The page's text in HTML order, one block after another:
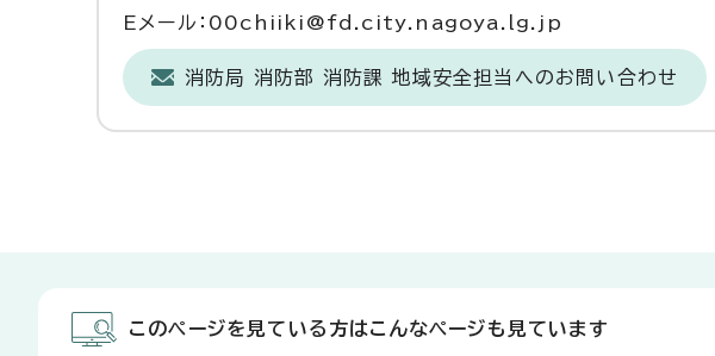
Eメール：00chiiki@fd.city.nagoya.lg.jp
消防局 消防部 消防課 地域安全担当へのお問い合わせ
このページを見ている方はこんなページも見ています